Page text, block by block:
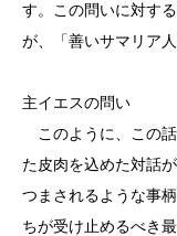
す。この問いに対す
が、「善いサマリア
主イエスの問い
このように、この
た皮肉を込めた対話
つまされるような事
ちが受け止めるべき